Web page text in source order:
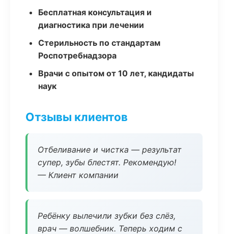
Бесплатная консультация и
диагностика при лечении
Стерильность по стандартам
Роспотребнадзора
Врачи с опытом от 10 лет, кандидаты
наук
Отзывы клиентов
Отбеливание и чистка — результат
супер, зубы блестят. Рекомендую!
— Клиент компании
Ребёнку вылечили зубки без слёз,
врач — волшебник. Теперь ходим с